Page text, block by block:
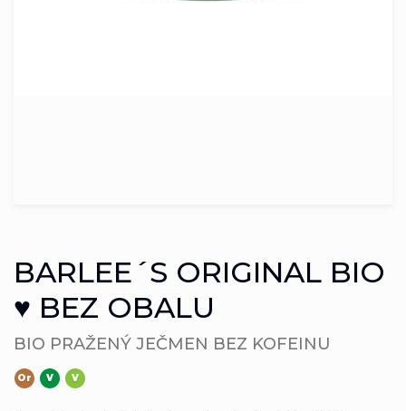
BARLEE´S ORIGINAL BIO
♥ BEZ OBALU
BIO PRAŽENÝ JEČMEN BEZ KOFEINU
Or V V